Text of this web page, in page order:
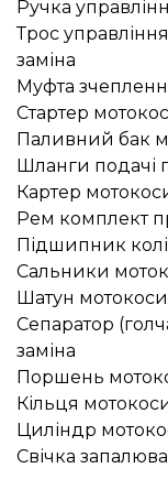
Ручка
Трос
заміна
Муфта
Стартер
Паливний бак
Шланги подачі
Картер
Рем комплект
Підшипник
Сальники
Шатун мотокоси
Сепаратор
заміна
Поршень
Кільця
Циліндр
Свічка